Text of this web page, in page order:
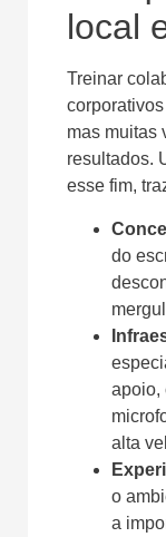
local
Treinar
mas muitas
resultados.
esse fim,
do
apoio,
alta
o
a